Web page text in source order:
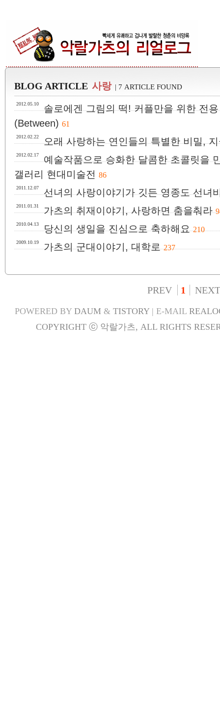
BLOG ARTICLE 사랑 | 7 ARTICLE FOUND
2012.05.10
솔로에겐 그림의 떡! 커플만을 위한 전
(Between) 61
2012.02.22 오래 사랑하는 연인들의 특별한 비밀,
2012.02.17
예술작품으로 승화한 달콤한 초콜릿을
갤러리 현대미술전 86
2011.12.07 선녀의 사랑이야기가 깃든 영종도 선녀
2011.01.31 가츠의 취재이야기, 사랑하면 춤을춰라
2010.04.13 당신의 생일을 진심으로 축하해요 210
2009.10.19 가츠의 군대이야기, 대학로 237
PREV 1 NEXT
POWERED BY DAUM& TISTORY| E-MAIL
COPYRIGHT ⓒ 악랄가츠, ALL RIGHTS